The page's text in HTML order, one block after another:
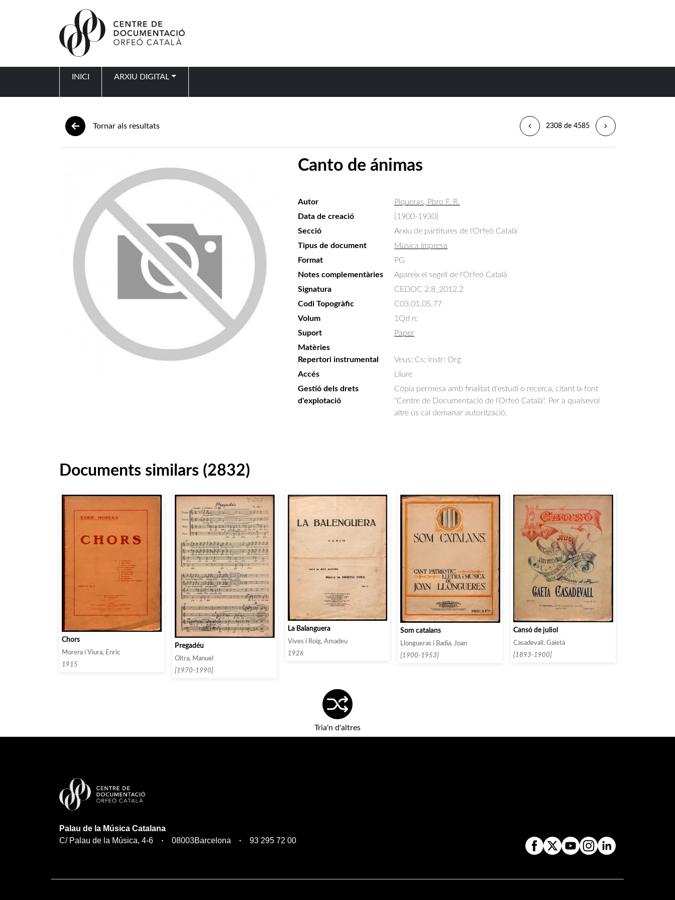
INICI ARXIU DIGITAL
Tornar als resultats 2308 de 4585
Canto de ánimas
Autor
Piqueras, Pbro F. R.
Data de creació
[1900-1930]
Secció
Arxiu de partitures de l'Orfeó Català
Tipus de document
Música impresa
Format
PG
Notes complementàries
Apareix el segell de l'Orfeó Català
Signatura
CEDOC 2.8_2012.2
Codi Topogràfic
C03.01.05.77
Volum
1Qd rc
Suport
Paper
Matèries
Repertori instrumental
Veus: Cs; Instr: Org
Accés
Lliure
Gestió dels drets
d'explotació
Còpia permesa amb finalitat d'estudi o recerca, citant la font
"Centre de Documentació de l’Orfeó Català". Per a qualsevol
altre ús cal demanar autorització.
Documents similars (2832)
Chors
Morera i Viura, Enric
1915
Pregadéu
Oltra, Manuel
[1970-1990]
La Balanguera
Vives i Roig, Amadeu
1926
Som catalans
Llongueras i Badia, Joan
[1900-1953]
Cansó de juliol
Casadevall, Gaietà
[1893-1900]
Tria'n d'altres
Palau de la Música Catalana
C/ Palau de la Música, 4-6
08003Barcelona 93 295 72 00